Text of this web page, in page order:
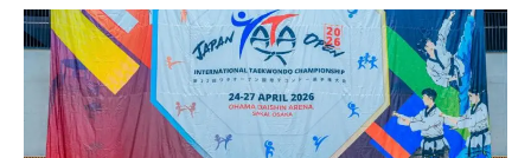
berita
nasional
Hukum
dan